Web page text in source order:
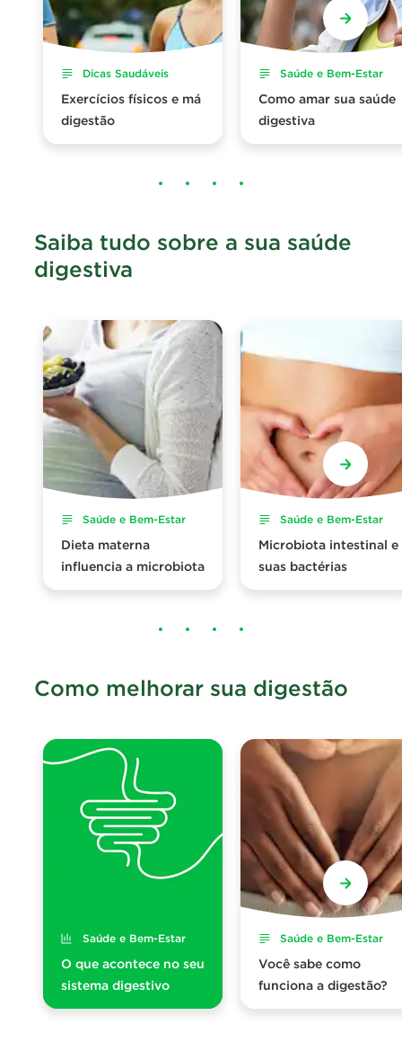
Dicas Saudáveis
Exercícios físicos e má
digestão
Saúde e Bem-Estar
Como amar sua saúde
digestiva
Saiba tudo sobre a sua saúde
digestiva
Saúde e Bem-Estar
Dieta materna
influencia a microbiota
Saúde e Bem-Estar
Microbiota intestinal e
suas bactérias
Como melhorar sua digestão
Saúde e Bem-Estar
O que acontece no seu
sistema digestivo
Saúde e Bem-Estar
Você sabe como
funciona a digestão?